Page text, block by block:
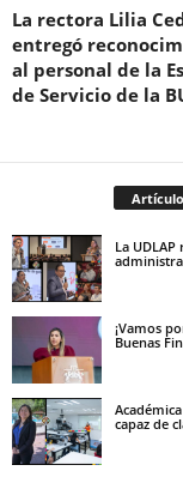
La rectora Lilia
entregó
al personal de la
de Servicio de la
La
¡Vamos
Buenas
capaz de